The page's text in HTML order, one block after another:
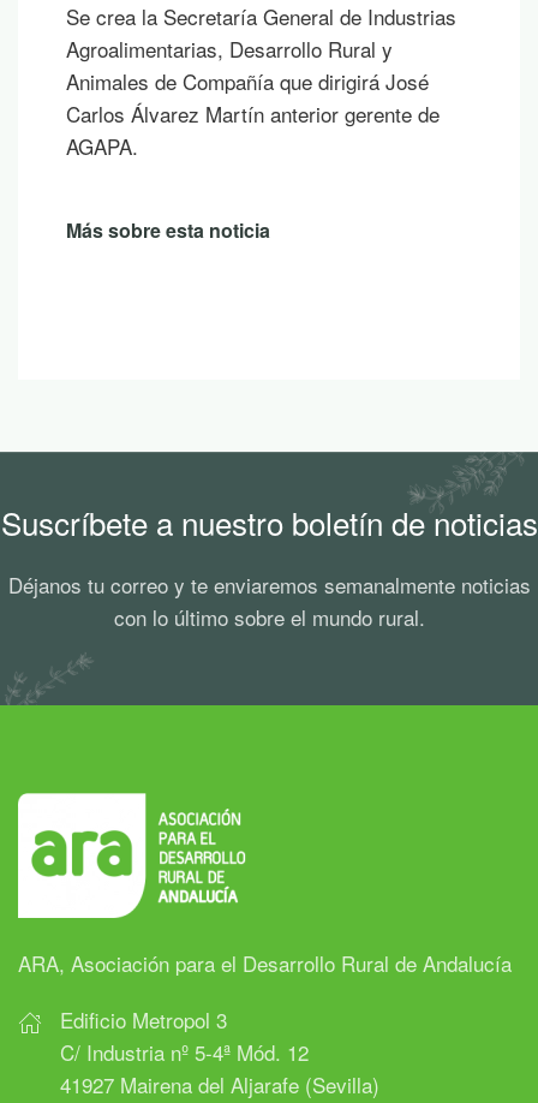
Se crea la Secretaría General de Industrias
Agroalimentarias, Desarrollo Rural y
Animales de Compañía que dirigirá José
Carlos Álvarez Martín anterior gerente de
AGAPA.
Más sobre esta noticia
Suscríbete a nuestro boletín de noticias
Déjanos tu correo y te enviaremos semanalmente noticias
con lo último sobre el mundo rural.
ARA, Asociación para el Desarrollo Rural de Andalucía
Edificio Metropol 3
C/ Industria nº 5-4ª Mód. 12
41927 Mairena del Aljarafe (Sevilla)